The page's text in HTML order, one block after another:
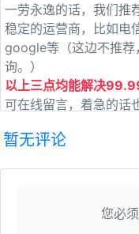
一劳永逸的话，我们推
稳定的运营商，比如电
google等（这边不推荐
询。）
以上三点均能解决
可在线留言，着急的话
暂无评论
您必